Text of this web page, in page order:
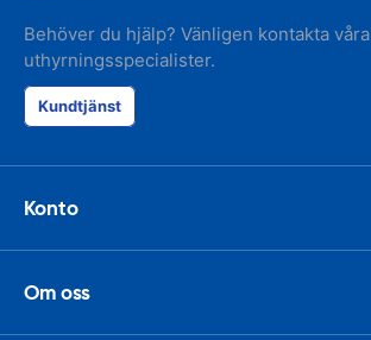
Behöver du hjälp? Vänligen kontakta våra
uthyrningsspecialister.
Kundtjänst
Konto
Om oss